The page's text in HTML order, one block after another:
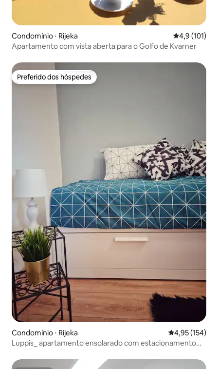
Condomínio ⋅ Rijeka 4,9 de uma
4,9 (101)
Apartamento com vista aberta para o Golfo de Kvarner
Preferido dos hóspedes
Preferido dos hóspedes
Condomínio ⋅ Rijeka 4,95 de uma
4,95 (154)
Luppis_ apartamento ensolarado com estacionamento